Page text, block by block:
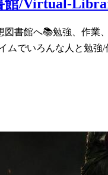
館/Virtual-
図書館へ📚勉強、作業
ムでいろんな人と勉強